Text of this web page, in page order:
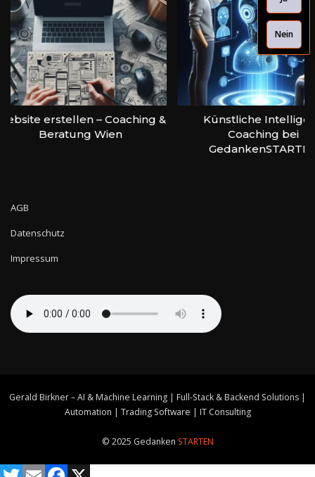
– Coaching &
Wien
Künstliche Intelligenz
Coaching bei
GedankenSTARTEN
Impressum
Nein